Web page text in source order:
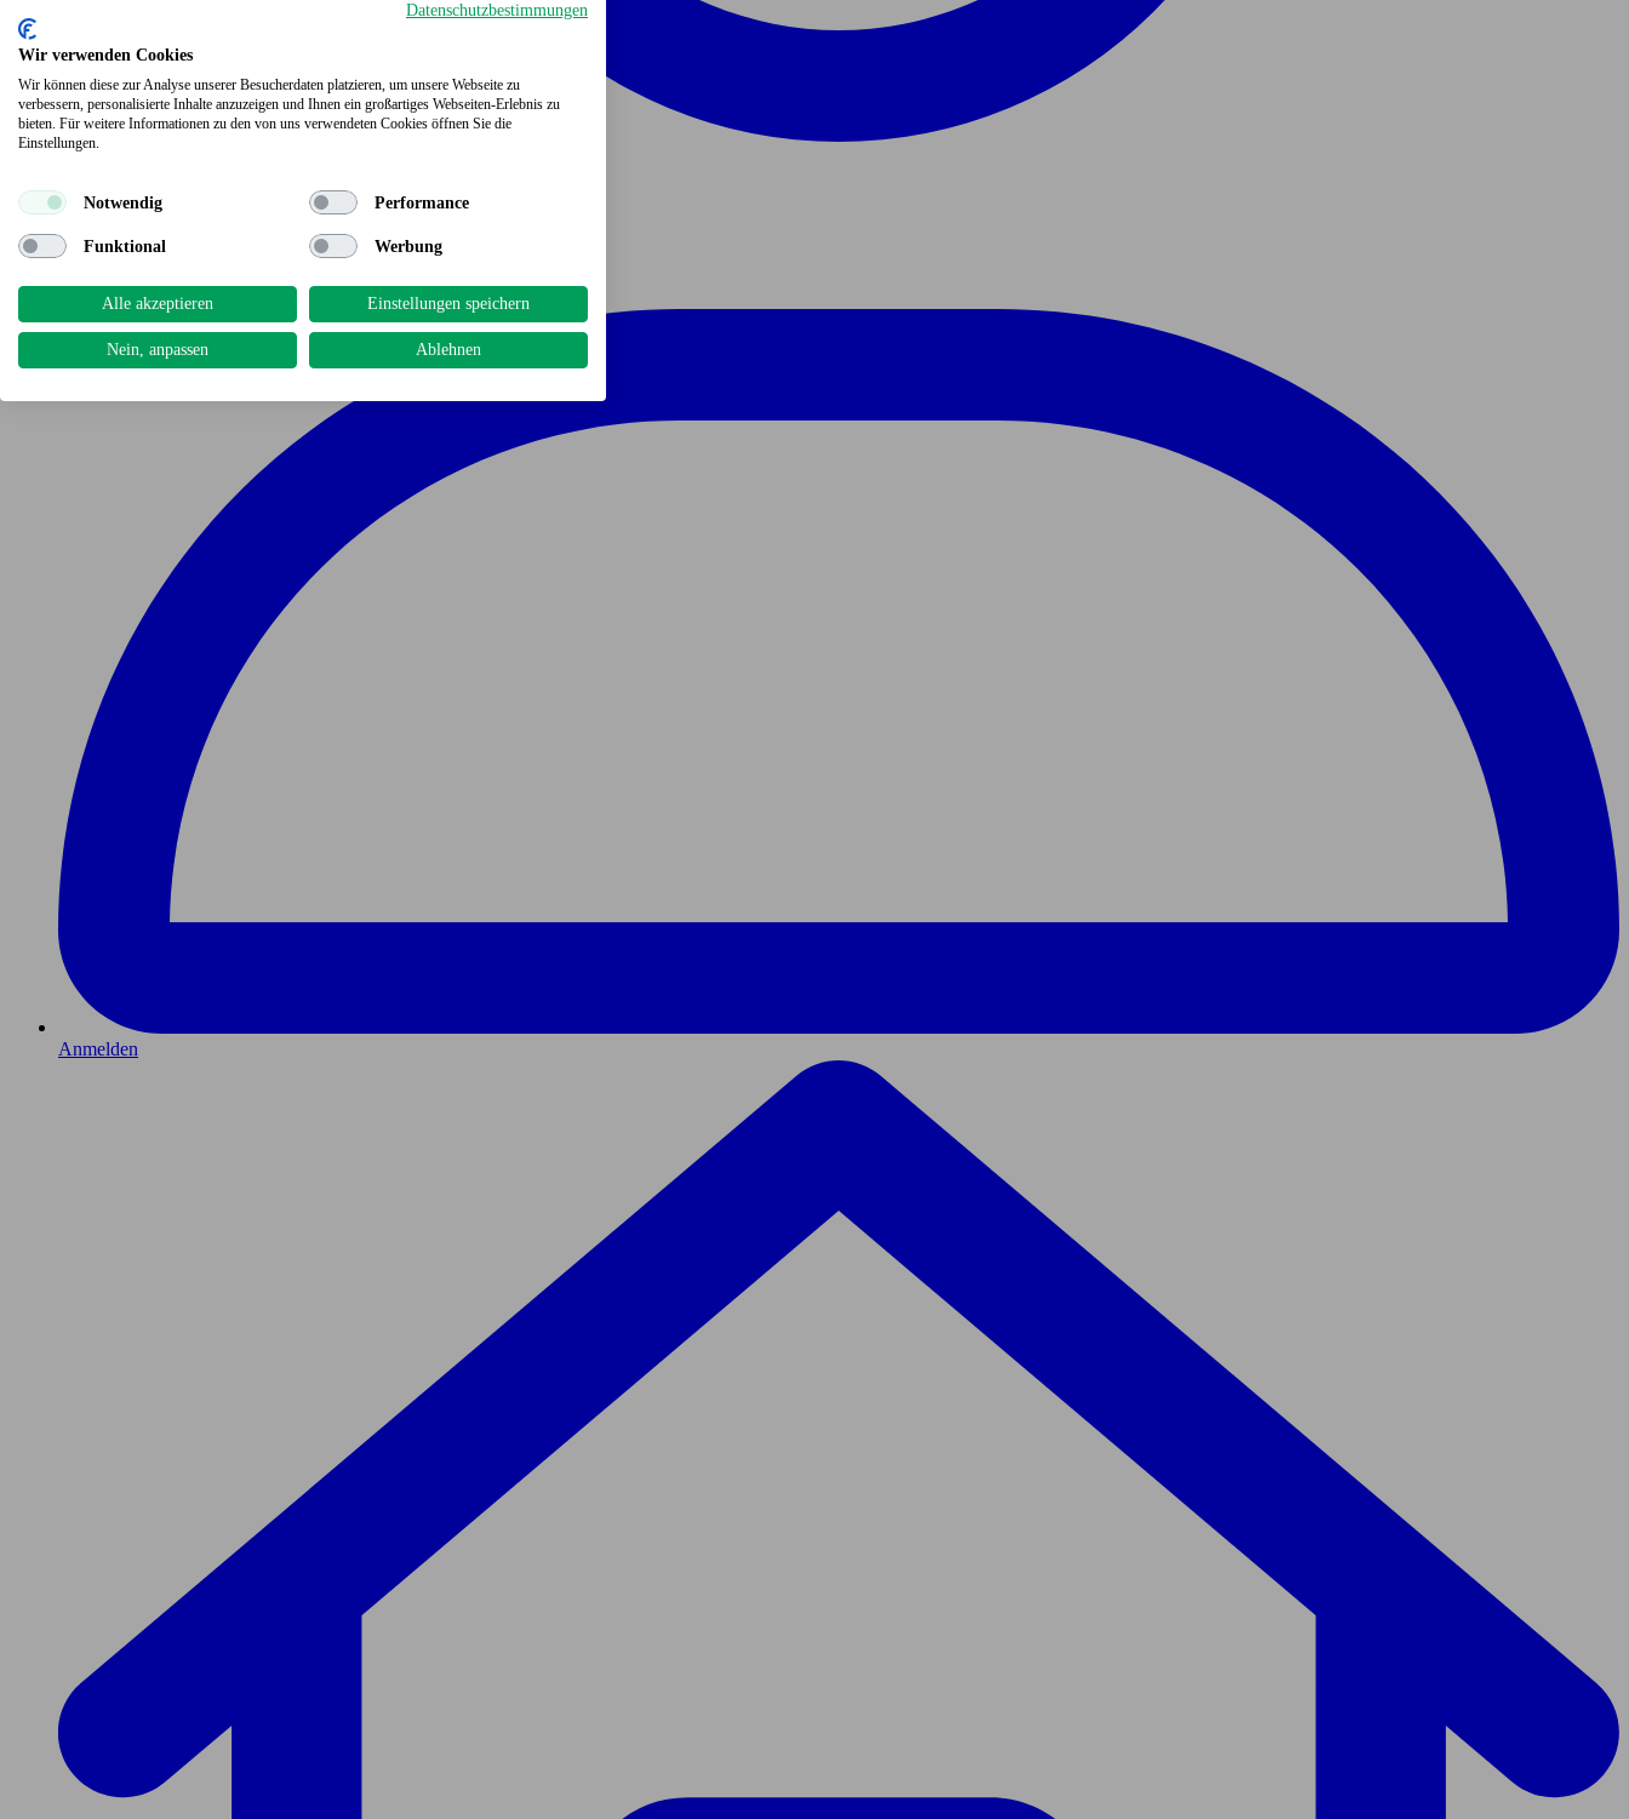
Anmelden
Datenschutzbestimmungen
Wir verwenden Cookies
Wir können diese zur Analyse unserer Besucherdaten platzieren, um unsere Webseite zu
verbessern, personalisierte Inhalte anzuzeigen und Ihnen ein großartiges Webseiten-Erlebnis zu
bieten. Für weitere Informationen zu den von uns verwendeten Cookies öffnen Sie die
Einstellungen.
Notwendig Performance
Funktional Werbung
Alle akzeptieren Einstellungen speichern
Nein, anpassen Ablehnen